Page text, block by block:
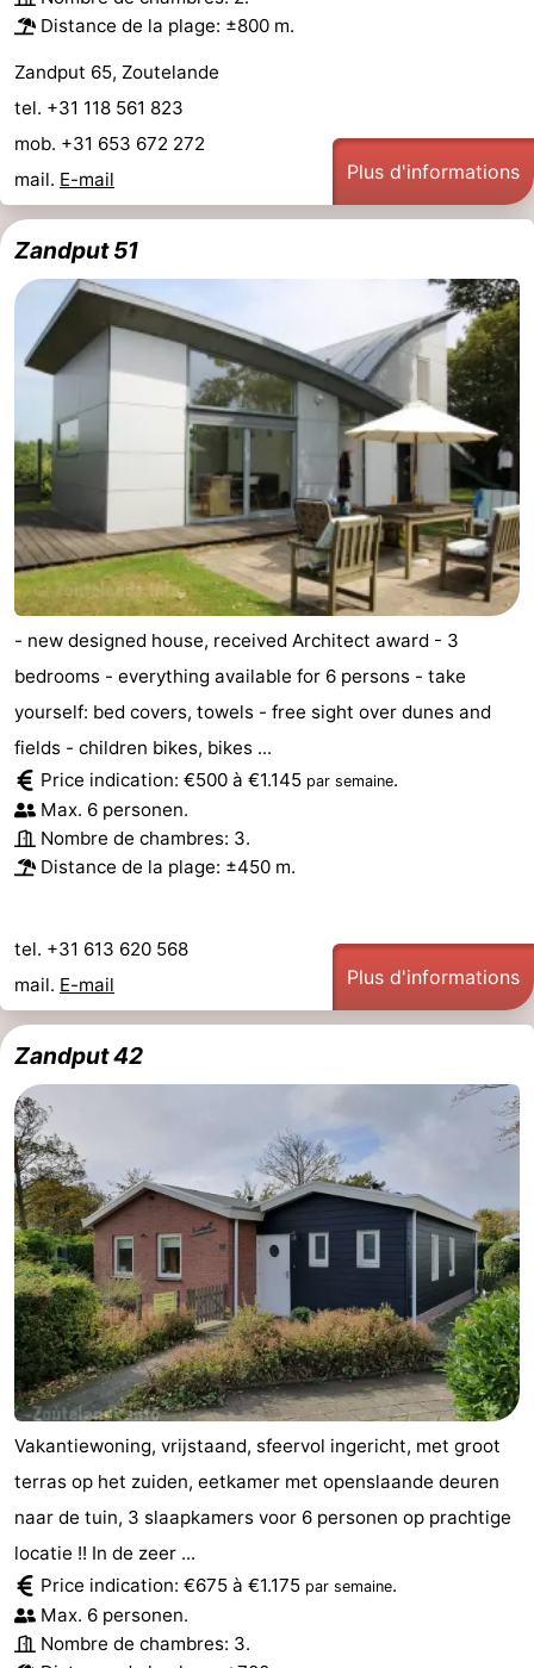
Distance de la plage: ±800 m.
Zandput 65, Zoutelande
tel. +31 118 561 823
mob. +31 653 672 272
mail. E-mail Plus d'informations
Zandput 51
- new designed house, received Architect award - 3
bedrooms - everything available for 6 persons - take
yourself: bed covers, towels - free sight over dunes and
fields - children bikes, bikes ...
Price indication: €500 à €1.145 par semaine.
Max. 6 personen.
Nombre de chambres: 3.
Distance de la plage: ±450 m.
tel. +31 613 620 568
mail. E-mail Plus d'informations
Zandput 42
Vakantiewoning, vrijstaand, sfeervol ingericht, met groot
terras op het zuiden, eetkamer met openslaande deuren
naar de tuin, 3 slaapkamers voor 6 personen op prachtige
locatie !! In de zeer ...
Price indication: €675 à €1.175 par semaine.
Max. 6 personen.
Nombre de chambres: 3.